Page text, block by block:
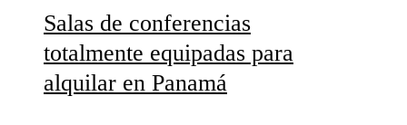
Salas de conferencias
totalmente equipadas para
alquilar en Panamá